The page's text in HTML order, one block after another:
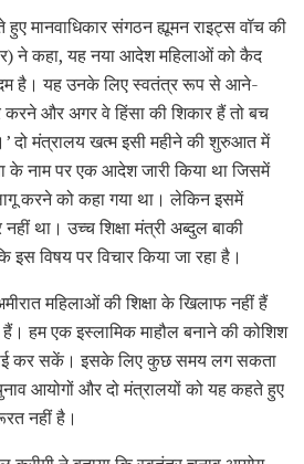
मानवाधिकार संगठन ह्यूमन राइट्स वॉच की
ने कहा, यह नया आदेश महिलाओं को कैद
है। यह उनके लिए स्वतंत्र रूप से आने-
करने और अगर वे हिंसा की शिकार हैं तो बच
दो मंत्रालय खत्म इसी महीने की शुरुआत में
के नाम पर एक आदेश जारी किया था जिसमें
करने को कहा गया था। लेकिन इसमें
था। उच्च शिक्षा मंत्री अब्दुल बाकी
इस विषय पर विचार किया जा रहा है।
महिलाओं की शिक्षा के खिलाफ नहीं हैं
हम एक इस्लामिक माहौल बनाने की कोशिश
कर सकें। इसके लिए कुछ समय लग सकता
आयोगों और दो मंत्रालयों को यह कहते हुए
नहीं है।